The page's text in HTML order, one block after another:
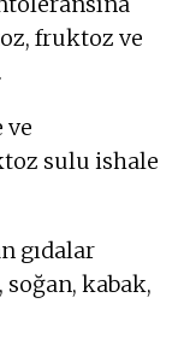
fruktoz ve
ve
sulu ishale
gıdalar
soğan, kabak,